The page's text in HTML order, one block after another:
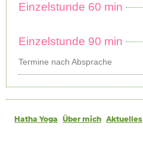
Einzelstunde 60 min
Einzelstunde 90 min
Termine nach Absprache
Hatha Yoga Über mich Aktuelles